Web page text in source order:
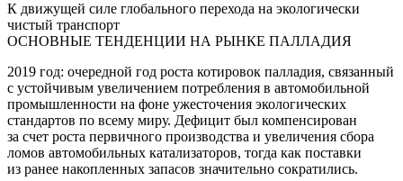
К движущей силе глобального перехода на экологически
чистый транспорт
ОСНОВНЫЕ ТЕНДЕНЦИИ НА РЫНКЕ ПАЛЛАДИЯ
2019 год: очередной год роста котировок палладия, связанный
с устойчивым увеличением потребления в автомобильной
промышленности на фоне ужесточения экологических
стандартов по всему миру. Дефицит был компенсирован
за счет роста первичного производства и увеличения сбора
ломов автомобильных катализаторов, тогда как поставки
из ранее накопленных запасов значительно сократились.